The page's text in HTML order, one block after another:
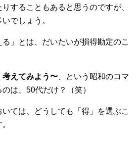
することもあると思うのですが、
でしょう。
」とは、だいたいが損得勘定のこ
考えてみよう〜、という昭和のコマ
は、50代だけ？（笑）
ては、どうしても「得」を選ぶこ